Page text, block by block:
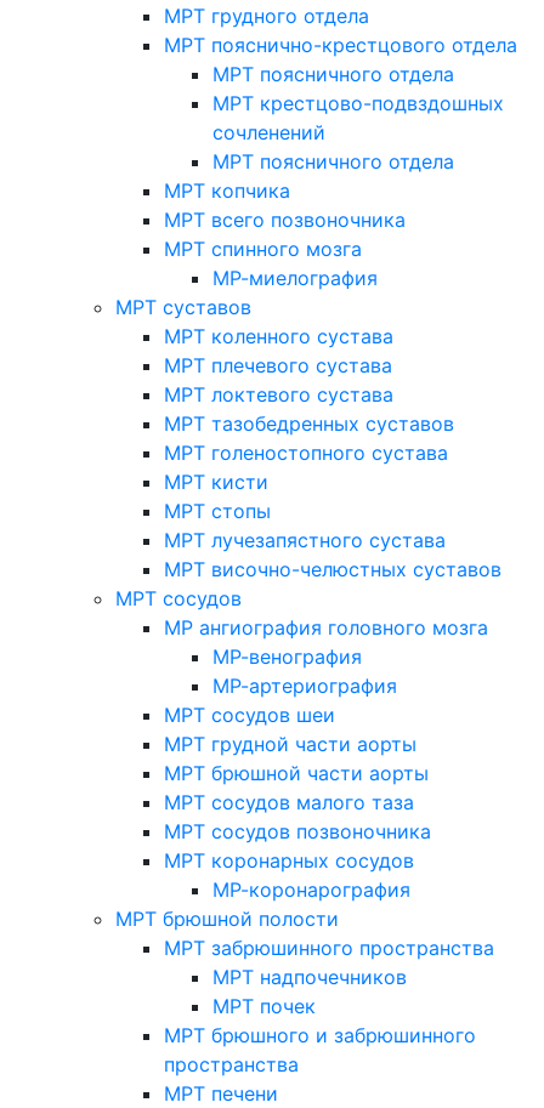
МРТ грудного отдела
МРТ пояснично-крестцового отдела
МРТ поясничного отдела
МРТ крестцово-подвздошных
сочленений
МРТ поясничного отдела
МРТ копчика
МРТ всего позвоночника
МРТ спинного мозга
МР-миелография
МРТ суставов
МРТ коленного сустава
МРТ плечевого сустава
МРТ локтевого сустава
МРТ тазобедренных суставов
МРТ голеностопного сустава
МРТ кисти
МРТ стопы
МРТ лучезапястного сустава
МРТ височно-челюстных суставов
МРТ сосудов
МР ангиография головного мозга
МР-венография
МР-артериография
МРТ сосудов шеи
МРТ грудной части аорты
МРТ брюшной части аорты
МРТ сосудов малого таза
МРТ сосудов позвоночника
МРТ коронарных сосудов
МР-коронарография
МРТ брюшной полости
МРТ забрюшинного пространства
МРТ надпочечников
МРТ почек
МРТ брюшного и забрюшинного
пространства
МРТ печени